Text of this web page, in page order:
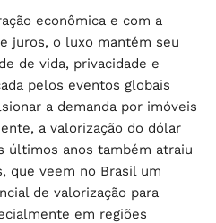
econômica e com a
juros, o luxo mantém seu
de vida, privacidade e
pelos eventos globais
a demanda por imóveis
a valorização do dólar
últimos anos também atraiu
que veem no Brasil um
de valorização para
em regiões